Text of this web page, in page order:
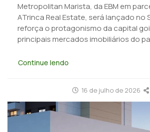
Metropolitan Marista, da EBM em
ATrinca Real Estate, será lançado no
reforça o protagonismo da capital
principais mercados imobiliários do
Continue lendo
16 de julho de 2026